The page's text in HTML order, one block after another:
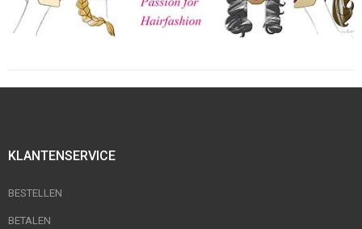
KLANTENSERVICE
BESTELLEN
BETALEN